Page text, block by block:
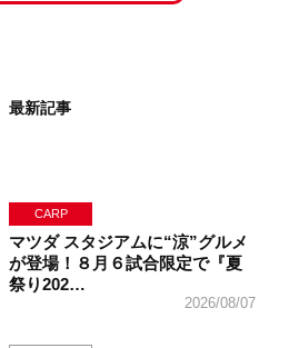
最新記事
CARP
マツダ スタジアムに“涼”グルメ
が登場！８月６試合限定で『夏
祭り202…
2026/08/07